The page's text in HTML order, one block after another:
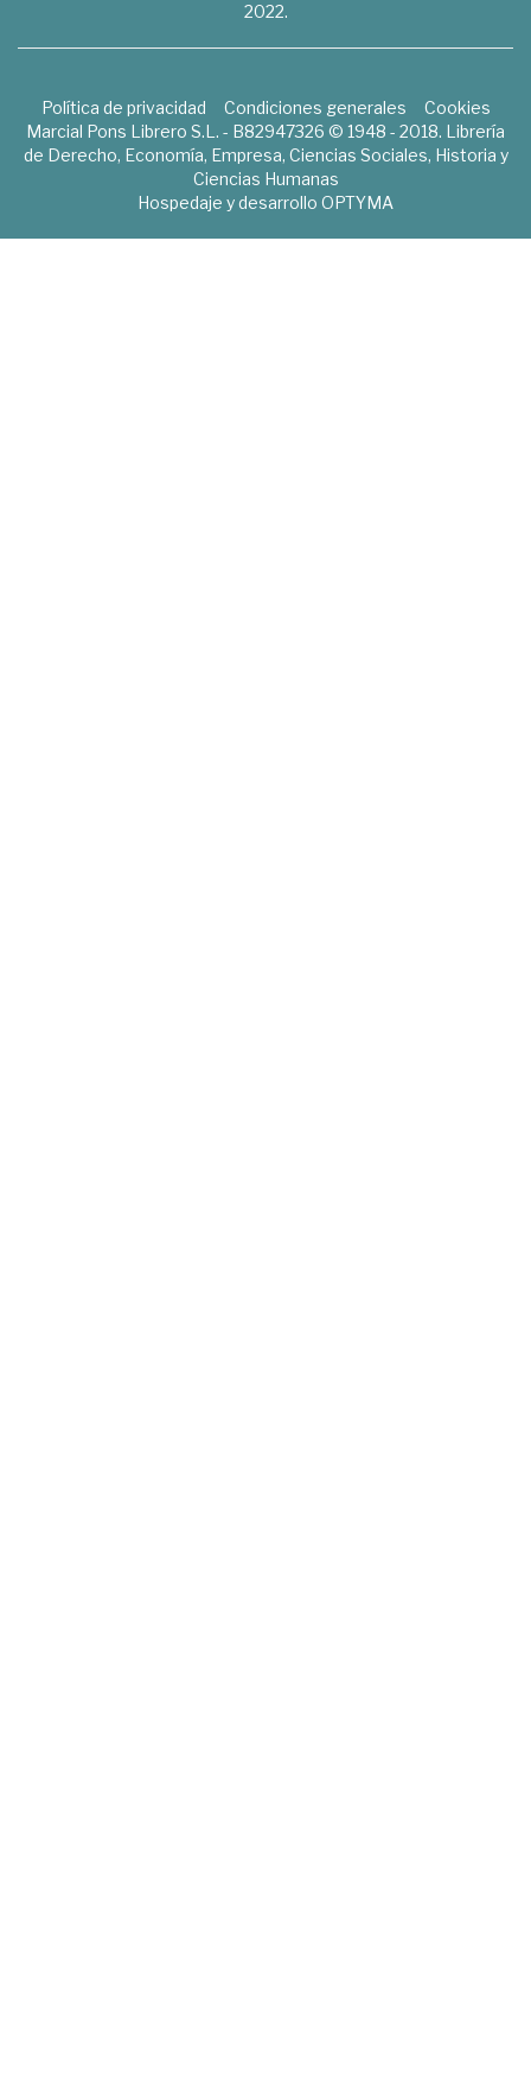
2022.
Política de privacidad Condiciones generales
Cookies
Marcial Pons Librero S.L. - B82947326 © 1948 - 2018. Librería
de Derecho, Economía, Empresa, Ciencias Sociales, Historia y
Ciencias Humanas
Hospedaje y desarrollo OPTYMA